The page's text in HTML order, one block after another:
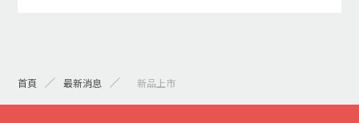
首頁 最新消息 > 新品上市